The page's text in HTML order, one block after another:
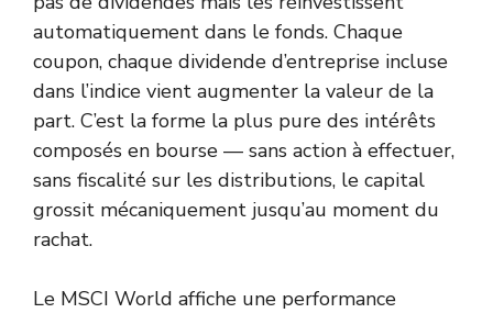
automatiquement dans le fonds. Chaque
coupon, chaque dividende d’entreprise incluse
dans l’indice vient augmenter la valeur de la
part. C’est la forme la plus pure des intérêts
composés en bourse — sans action à effectuer,
sans fiscalité sur les distributions, le capital
grossit mécaniquement jusqu’au moment du
rachat.
Le MSCI World affiche une performance